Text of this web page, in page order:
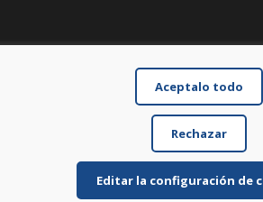
Aceptalo todo
Rechazar
Editar la configuración de